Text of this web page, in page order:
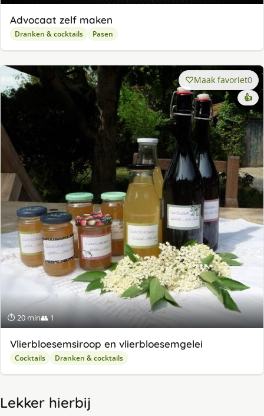
Advocaat zelf maken
Dranken & cocktails Pasen
⏱ 20 min👥 1
Maak favoriet0
👍
Vlierbloesemsiroop en vlierbloesemgelei
Cocktails Dranken & cocktails
Lekker hierbij